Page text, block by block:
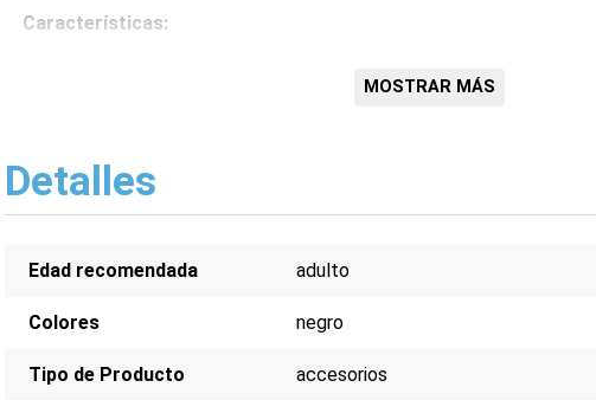
Características:
MOSTRAR MÁS
Detalles
Edad recomendada adulto
Colores negro
Tipo de Producto accesorios